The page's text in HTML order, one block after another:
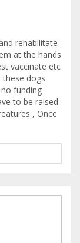
rehabilitate
at the hands
vaccinate etc
these dogs
funding
to be raised
, Once